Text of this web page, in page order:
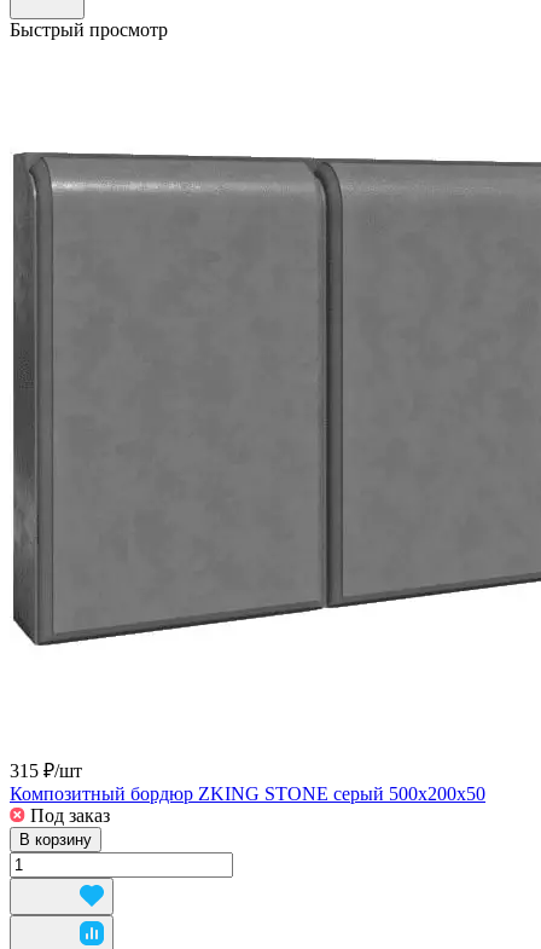
Быстрый просмотр
315 ₽/шт
Композитный бордюр ZKING STONE серый 500х200х50
Под заказ
В корзину